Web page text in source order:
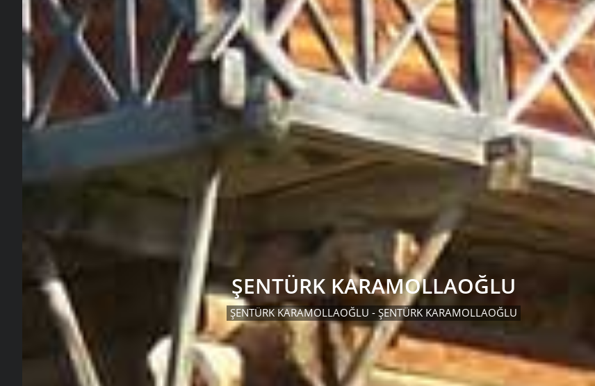
ŞENTÜRK KARAMOLLAOĞLU
ŞENTÜRK KARAMOLLAOĞLU - ŞENTÜRK KARAMOLLAOĞLU